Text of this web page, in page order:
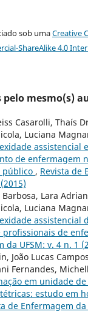
sob umaCreative
ShareAlike 4.0
mesmo(s)
Casarolli, Thaís
Luciana
assistencial e
de enfermagem
público , Revista de
Lara
Luciana
assistencial
de
da UFSM: v. 4 n. 1
João Lucas
Fernandes,
em unidade
estudo em
de Enfermagem da